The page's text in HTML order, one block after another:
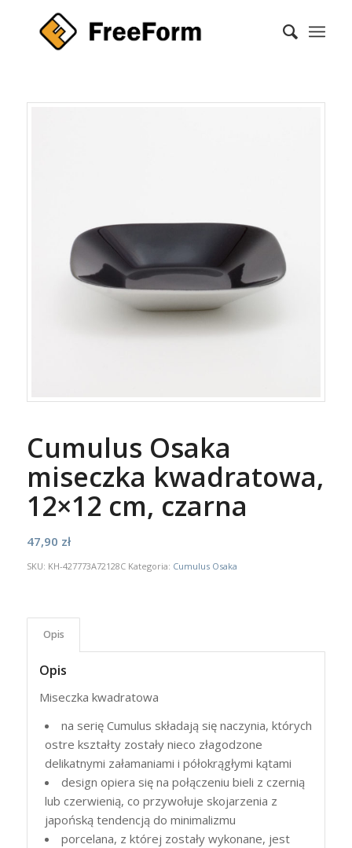
Cumulus Osaka
miseczka kwadratowa,
12×12 cm, czarna
47,90 zł
SKU: KH-427773A72128C Kategoria: Cumulus Osaka
Opis
Opis
Miseczka kwadratowa
na serię Cumulus składają się naczynia, których
ostre kształty zostały nieco złagodzone
delikatnymi załamaniami i półokrągłymi kątami
design opiera się na połączeniu bieli z czernią
lub czerwienią, co przywołuje skojarzenia z
japońską tendencją do minimalizmu
porcelana, z której zostały wykonane, jest